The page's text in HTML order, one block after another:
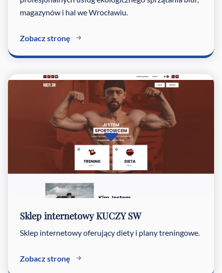
magazynów i hal we Wrocławiu.
Zobacz stronę
Sklep internetowy KUCZY SW
Sklep internetowy oferujący diety i plany treningowe.
Zobacz stronę